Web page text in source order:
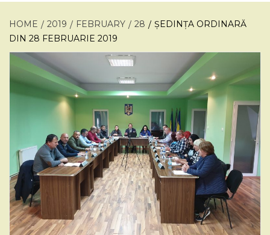
HOME 2019 FEBRUARY 28
ȘEDINȚA ORDINARĂ
DIN 28 FEBRUARIE 2019